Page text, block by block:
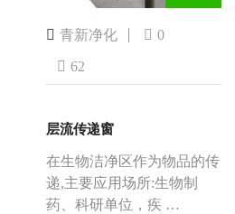
青新净化 0
62
层流传递窗
在生物洁净区作为物品的传
递,主要应用场所:生物制
药、科研单位，疾 …